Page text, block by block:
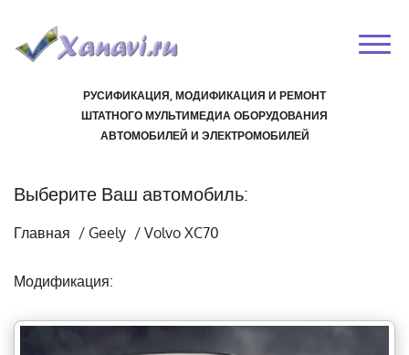
РУСИФИКАЦИЯ, МОДИФИКАЦИЯ И РЕМОНТ
ШТАТНОГО МУЛЬТИМЕДИА ОБОРУДОВАНИЯ
АВТОМОБИЛЕЙ И ЭЛЕКТРОМОБИЛЕЙ
Выберите Ваш автомобиль:
Главная / Geely / Volvo XC70
Модификация: